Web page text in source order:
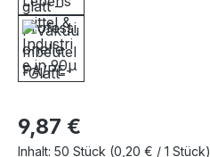
Regulärer Preis:
9,87 €
Inhalt: 50 Stück (0,20 € / 1 Stück)